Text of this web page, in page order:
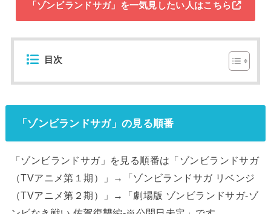
「ゾンビランドサガ」を一気見したい人はこちら
目次
「ゾンビランドサガ」の見る順番
「ゾンビランドサガ」を見る順番は「ゾンビランドサガ
（TVアニメ第１期）」→「ゾンビランドサガ リベンジ
（TVアニメ第２期）」→「劇場版 ゾンビランドサガ-ゾ